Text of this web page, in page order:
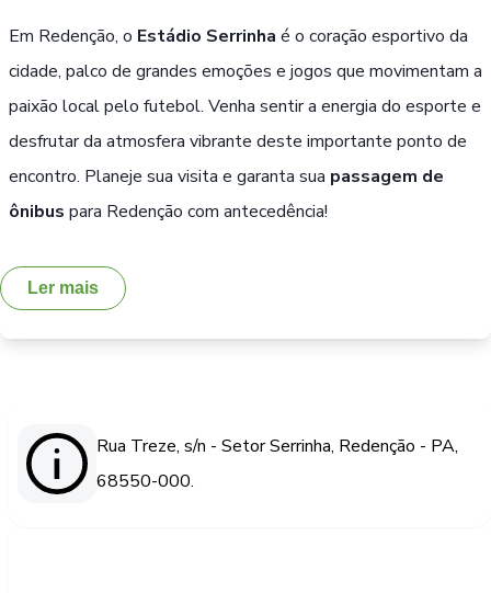
Em Redenção, o Estádio Serrinha é o coração esportivo da
cidade, palco de grandes emoções e jogos que movimentam a
paixão local pelo futebol. Venha sentir a energia do esporte e
desfrutar da atmosfera vibrante deste importante ponto de
encontro. Planeje sua visita e garanta sua passagem de
ônibus para Redenção com antecedência!
Ler mais
Rua Treze, s/n - Setor Serrinha, Redenção - PA,
68550-000.